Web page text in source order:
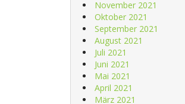
November 2021
Oktober 2021
September 2021
August 2021
Juli 2021
Juni 2021
Mai 2021
April 2021
März 2021